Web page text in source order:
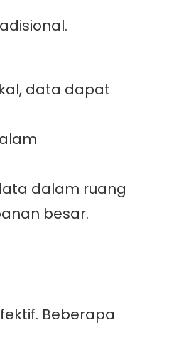
data dapat
dalam ruang
besar.
Beberapa